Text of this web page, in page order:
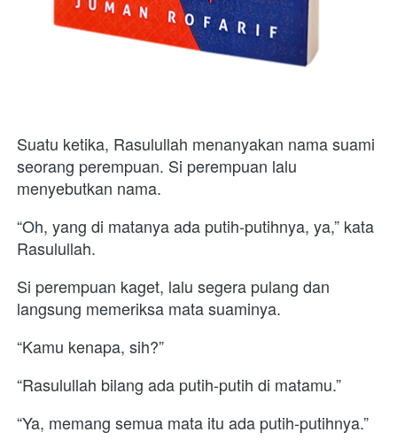
Suatu ketika, Rasulullah menanyakan nama suami
seorang perempuan. Si perempuan lalu
menyebutkan nama.
“Oh, yang di matanya ada putih-putihnya, ya,” kata
Rasulullah.
Si perempuan kaget, lalu segera pulang dan
langsung memeriksa mata suaminya.
“Kamu kenapa, sih?”
“Rasulullah bilang ada putih-putih di matamu.”
“Ya, memang semua mata itu ada putih-putihnya.”